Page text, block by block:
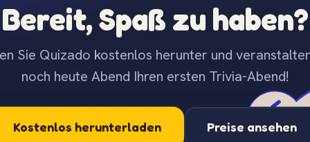
Bereit, Spaß zu haben?
Sie Quizado kostenlos herunter und
noch heute Abend Ihren ersten Trivia-Abend!
Kostenlos herunterladen Preise ansehen